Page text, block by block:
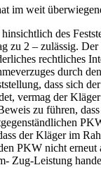
im weit
des
zu 2 – zulässig.
rechtliches
durch
dass sich
vermag der
zu führen,
der Kläger im
PKW nicht erneut
Zug-Leistung